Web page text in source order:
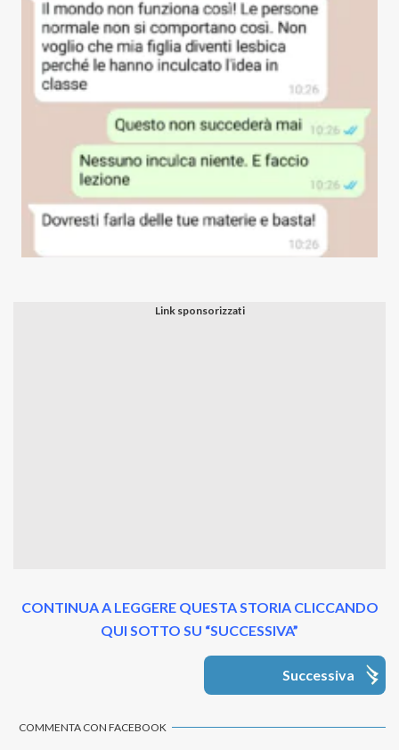
CONTINUA A LEGGERE QUESTA STORIA CLICCANDO
QUI SOTTO SU “SUCCESSIVA”
Successiva
COMMENTA CON FACEBOOK